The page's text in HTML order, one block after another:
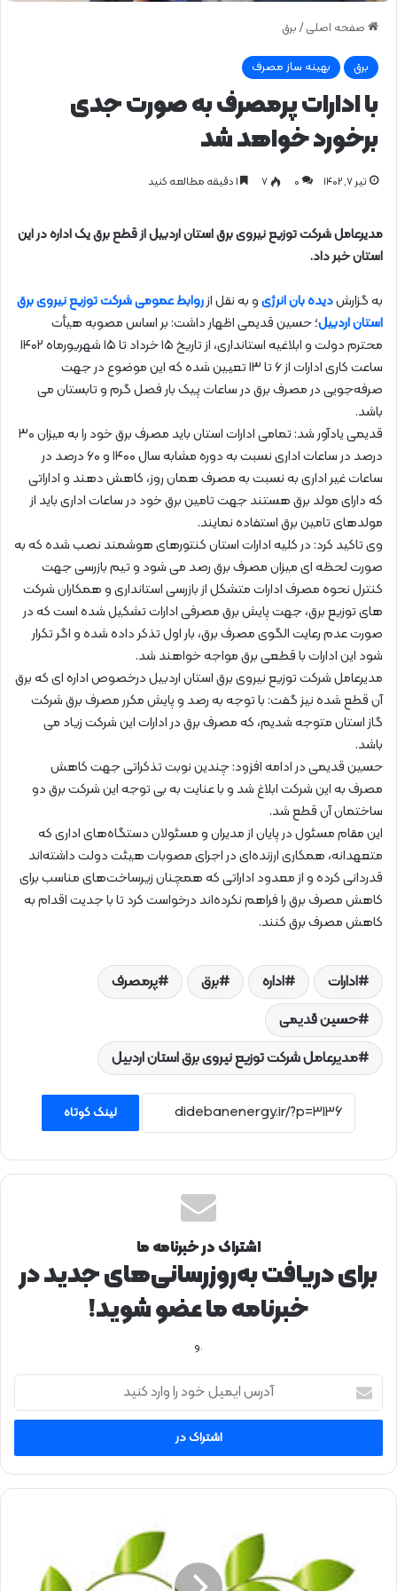
صفحه اصلی / برق
برق بهینه ساز مصرف
با ادارات پرمصرف به صورت جدی
برخورد خواهد شد
تیر ۷, ۱۴۰۲ 0 ۷
مدیرعامل شرکت توزیع نیروی برق استان اردبیل از قطع برق یک اداره در این
استان خبر داد.
به گزارشدیده بان انرژیو به نقل ازروابط عمومی شرکت توزیع نیروی برق
استان اردبیل؛ حسین قدیمی اظهار داشت: بر اساس مصوبه هیأت
محترم دولت و ابلاغیه استانداری، از تاریخ ۱۵ خرداد تا ۱۵ شهریورماه ۱۴۰۲
ساعت کاری ادارات از ۶ تا ۱۳ تعیین شده که این موضوع در جهت
صرفه‌جویی در مصرف برق در ساعات پیک بار فصل گرم و تابستان می
باشد.
قدیمی یادآور شد: تمامی ادارات استان باید مصرف برق خود را به میزان ۳۰
درصد در ساعات اداری نسبت به دوره مشابه سال ۱۴۰۰ و ۶۰ درصد در
ساعات غیر اداری به نسبت به مصرف همان روز، کاهش دهند و اداراتی
که دارای مولد برق هستند جهت تامین برق خود در ساعات اداری باید از
مولدهای تامین برق استفاده نمایند.
وی تاکید کرد: در کلیه ادارات استان کنتورهای هوشمند نصب شده که به
صورت لحظه ای میزان مصرف برق رصد می شود و تیم بازرسی جهت
کنترل نحوه مصرف ادارات متشکل از بازرسی استانداری و همکاران شرکت
های توزیع برق، جهت پایش برق مصرفی ادارات تشکیل شده است که در
صورت عدم رعایت الگوی مصرف برق، بار اول تذکر داده شده و اگر تکرار
شود این ادارات با قطعی برق مواجه خواهند شد.
مدیرعامل شرکت توزیع نیروی برق استان اردبیل درخصوص اداره ای که برق
آن قطع شده نیز گفت: با توجه به رصد و پایش مکرر مصرف برق شرکت
گاز استان متوجه شدیم، که مصرف برق در ادارات این شرکت زیاد می
باشد.
حسین قدیمی در ادامه افزود: چندین نوبت تذکراتی جهت کاهش
مصرف به این شرکت ابلاغ شد و با عنایت به بی توجه این شرکت برق دو
ساختمان آن قطع شد.
این مقام مسئول در پایان از مدیران و مسئولان دستگاه‌های اداری که
متعهدانه، همکاری ارزنده‌ای در اجرای مصوبات هیئت دولت داشته‌اند
قدردانی کرده و از معدود اداراتی که همچنان زیرساخت‌های مناسب برای
کاهش مصرف برق را فراهم نکرده‌اند درخواست کرد تا با جدیت اقدام به
کاهش مصرف برق کنند.
ادارات اداره برق
پرمصرف
حسین قدیمی
مدیرعامل شرکت توزیع نیروی برق استان اردبیل
لینک کوتاه
اشتراک در خبرنامه ما
برای دریافت به‌روزرسانی‌های جدید در
خبرنامه ما عضو شوید!
.و
آ
ر
ا
ی
م